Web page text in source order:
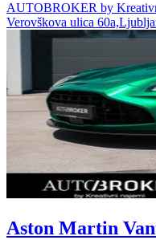
AUTOBROKER by
Verovškova ulica
Aston Martin